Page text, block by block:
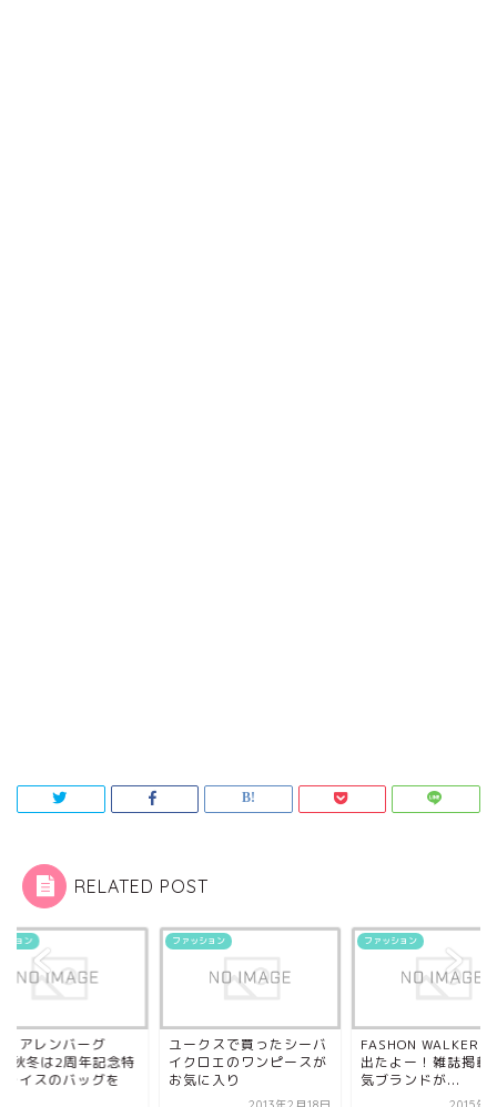
RELATED POST
ション
タアレンバーグ
秋冬は2周年記念特
ライスのバッグを
ファッション
ユークスで買ったシーバ
イクロエのワンピースが
お気に入り
ファッション
FASHON WALKER
出たよー！雑誌掲載
気ブランドが...